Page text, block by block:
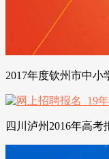
2017年度钦州市中
四川泸州2016年高考